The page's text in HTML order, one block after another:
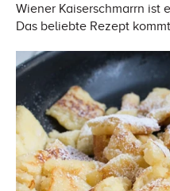
Wiener Kaiserschmarrn ist
Das beliebte Rezept